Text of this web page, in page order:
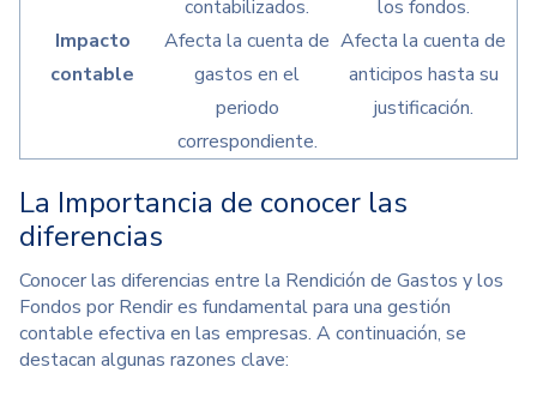
contabilizados.
los fondos.
Impacto
contable
Afecta la cuenta de
gastos en el
periodo
correspondiente.
Afecta la cuenta de
anticipos hasta su
justificación.
La Importancia de conocer las
diferencias
Conocer las diferencias entre la Rendición de Gastos y los
Fondos por Rendir es fundamental para una gestión
contable efectiva en las empresas. A continuación, se
destacan algunas razones clave: